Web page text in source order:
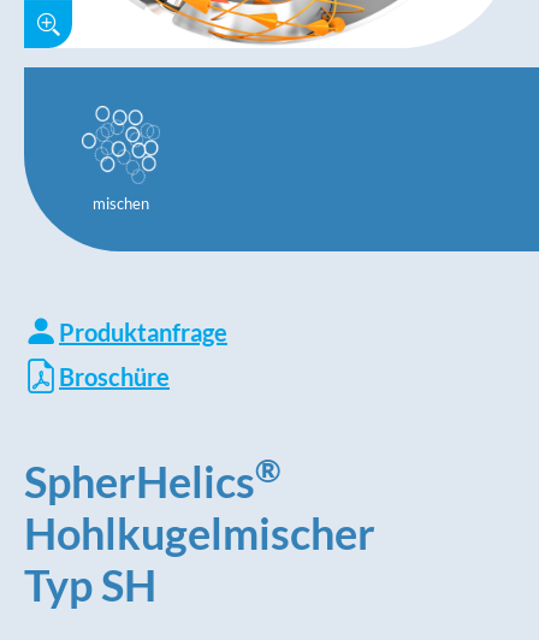
mischen
Produktanfrage
Broschüre
SpherHelics®
Hohlkugelmischer
Typ SH